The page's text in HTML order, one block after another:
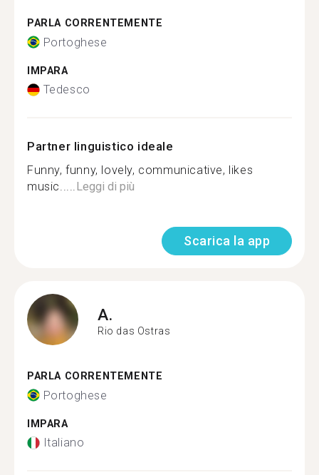
PARLA CORRENTEMENTE
Portoghese
IMPARA
Tedesco
Partner linguistico ideale
Funny, funny, lovely, communicative, likes
music.....Leggi di più
Scarica la app
A.
Rio das Ostras
PARLA CORRENTEMENTE
Portoghese
IMPARA
Italiano